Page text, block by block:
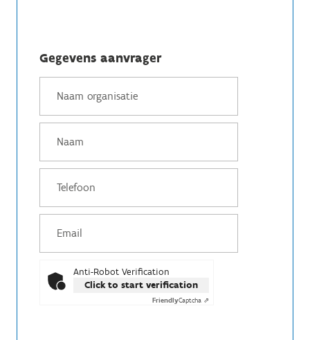
Gegevens aanvrager
Anti-Robot Verification
Click to start verification
FriendlyCaptcha ⇗